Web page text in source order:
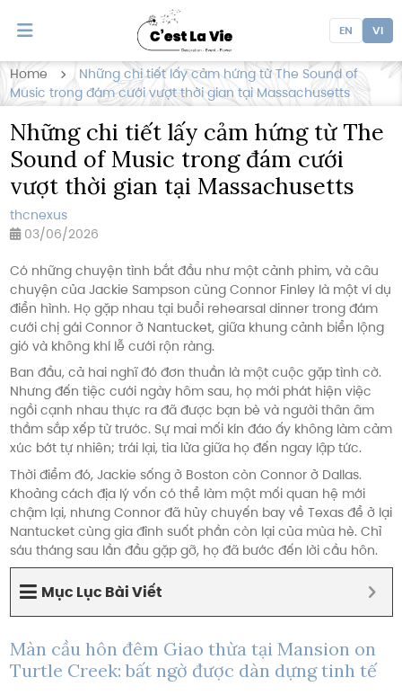
EN VI
Home
Những chi tiết lấy cảm hứng từ The Sound of
Music trong đám cưới vượt thời gian tại Massachusetts
Những chi tiết lấy cảm hứng từ The
Sound of Music trong đám cưới
vượt thời gian tại Massachusetts
thcnexus
03/06/2026
Có những chuyện tình bắt đầu như một cảnh phim, và câu
chuyện của Jackie Sampson cùng Connor Finley là một ví dụ
điển hình. Họ gặp nhau tại buổi rehearsal dinner trong đám
cưới chị gái Connor ở Nantucket, giữa khung cảnh biển lộng
gió và không khí lễ cưới rộn ràng.
Ban đầu, cả hai nghĩ đó đơn thuần là một cuộc gặp tình cờ.
Nhưng đến tiệc cưới ngày hôm sau, họ mới phát hiện việc
ngồi cạnh nhau thực ra đã được bạn bè và người thân âm
thầm sắp xếp từ trước. Sự mai mối kín đáo ấy không làm cảm
xúc bớt tự nhiên; trái lại, tia lửa giữa họ đến ngay lập tức.
Thời điểm đó, Jackie sống ở Boston còn Connor ở Dallas.
Khoảng cách địa lý vốn có thể làm một mối quan hệ mới
chậm lại, nhưng Connor đã hủy chuyến bay về Texas để ở lại
Nantucket cùng gia đình suốt phần còn lại của mùa hè. Chỉ
sáu tháng sau lần đầu gặp gỡ, họ đã bước đến lời cầu hôn.
Mục Lục Bài Viết
Màn cầu hôn đêm Giao thừa tại Mansion on
Turtle Creek: bất ngờ được dàn dựng tinh tế